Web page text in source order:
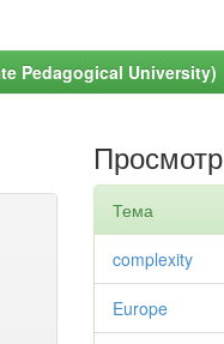
Pedagogical University)
Просмотр
Тема
complexity
Europe